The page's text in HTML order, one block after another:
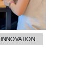
INNOVATION